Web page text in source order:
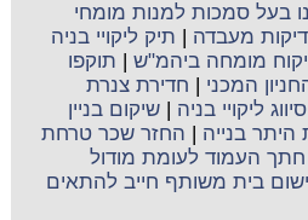
בעל סמכות למנות מומחי
מעבדה
תיק ליקויי בניה
מומחה ביהמ"ש
תוקפו
המכני
חדירת צנרת
סיווג ליקויי בניה |שיקום בניין
היתר בנייה
החזר שכר טרחת
העמוד לעומת מודול
בית משותף חייב להתאים